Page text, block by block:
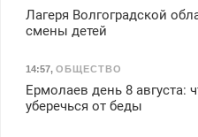
Лагеря Волгоградской
смены детей
14:57, ОБЩЕСТВО
Ермолаев день 8 августа:
уберечься от беды